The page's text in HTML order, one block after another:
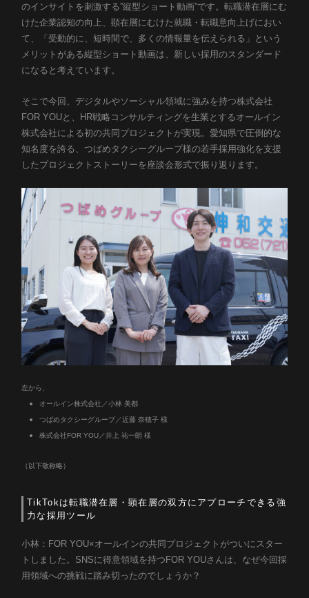
Career
Introduction
Heroes
Story
プロジェクトストーリー
Culture
カルチャー
Job list
募集職種
Entry
エントリー
News
ニュース
Blog
ブログ
のインサイトを刺激する”縦型ショート動画”です。転職潜在層にむ
けた企業認知の向上、顕在層にむけた就職・転職意向上げにおい
て、「受動的に、短時間で、多くの情報量を伝えられる」という
メリットがある縦型ショート動画は、新しい採用のスタンダード
になると考えています。
そこで今回、 デジタルやソーシャル領域に強みを持つ株式会社
FOR YOUと、HR戦略コンサルティングを生業とするオールイン
株式会社による初の共同プロジェクトが実現。愛知県で圧倒的な
知名度を誇る、つばめタクシーグループ様の若手採用強化を支援
したプロジェクトストーリーを座談会形式で振り返ります。
左から、
オールイン株式会社／小林 美都
つばめタクシーグループ／近藤 奈穂子 様
株式会社FOR YOU／井上 祐一朗 様
（以下敬称略）
TikTokは転職潜在層・顕在層の双方にアプローチできる強
力な採用ツール
小林：FOR YOU×オールインの共同プロジェクトがついにスター
トしました。SNSに得意領域を持つFOR YOUさんは、なぜ今回採
用領域への挑戦に踏み切ったのでしょうか？